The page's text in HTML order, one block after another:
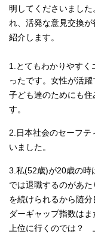
明してくださいまし
れ、活発な意見交換
紹介します。
1.とてもわかりやすく
ったです。女性が活
子ども達のためにも
す。
2.日本社会のセーフテ
いました。
3.私(52歳)が20歳の時
では退職するのがあ
を続けられるから随
ダーギャップ指数は
上位に行くのでは？